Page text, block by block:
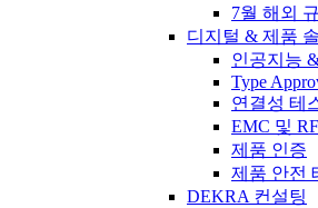
7월 해외
디지털 & 제품
인공지능
Type
연결성 테
EMC 및
제품 인증
제품 안전
DEKRA 컨설팅